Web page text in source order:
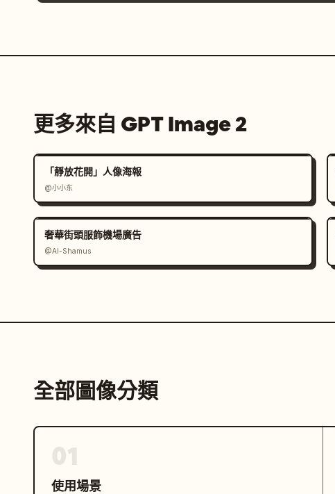
更多來自 GPT Image 2
「靜放花開」人像海報
@小小东
奢華街頭服飾機場廣告
@Al-Shamus
全部圖像分類
使用場景